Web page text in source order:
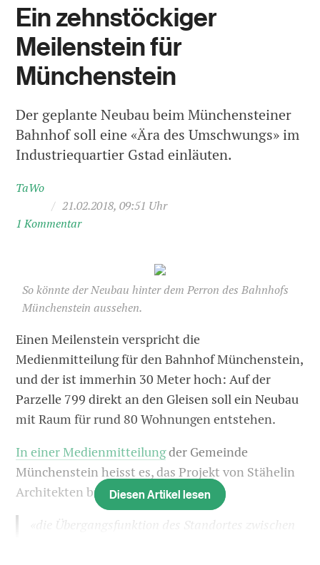
Ein zehnstöckiger
Meilenstein für
Münchenstein
Der geplante Neubau beim Münchensteiner
Bahnhof soll eine «Ära des Umschwungs» im
Industriequartier Gstad einläuten.
TaWo
/ 21.02.2018, 09:51 Uhr
1 Kommentar
So könnte der Neubau hinter dem Perron des Bahnhofs
Münchenstein aussehen.
Einen Meilenstein verspricht die
Medienmitteilung für den Bahnhof Münchenstein,
und der ist immerhin 30 Meter hoch: Auf der
Parzelle 799 direkt an den Gleisen soll ein Neubau
mit Raum für rund 80 Wohnungen entstehen.
In einer Medienmitteilungder Gemeinde
Münchenstein heisst es, das Projekt von Stähelin
Architekten bringe
«die Übergangsfunktion des Standortes zwischen
Diesen Artikel lesen